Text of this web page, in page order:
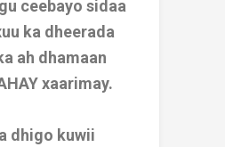
ceebayo sidaa
ka dheerada
ah dhamaan
xaarimay.
dhigo kuwii